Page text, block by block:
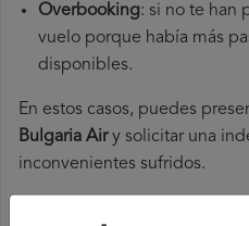
Overbooking: si no te han
vuelo porque había más
disponibles.
En estos casos, puedes
Bulgaria Air​y solicitar una
inconvenientes sufridos.